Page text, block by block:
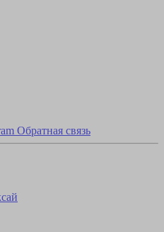
Обратная связь